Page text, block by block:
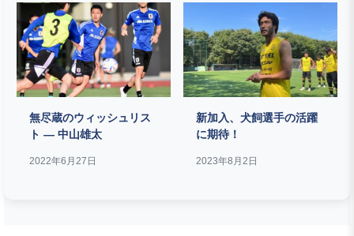
無尽蔵のウィッシュリス
ト ― 中山雄太
2022年6月27日
新加入、犬飼選手の活躍
に期待！
2023年8月2日